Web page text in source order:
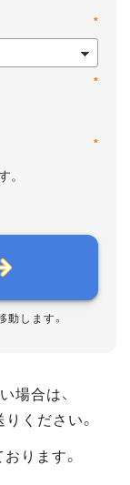
*
*
*
。
します。
場合は、
ください。
ります。